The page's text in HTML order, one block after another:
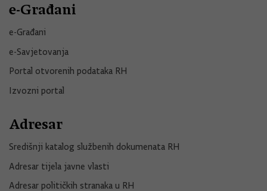
e-Građani
e-Građani
e-Savjetovanja
Portal otvorenih podataka RH
Izvozni portal
Adresar
Središnji katalog službenih dokumenata RH
Adresar tijela javne vlasti
Adresar političkih stranaka u RH